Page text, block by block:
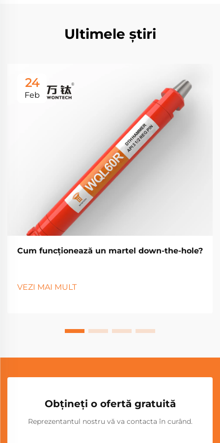
Ultimele știri
24
Feb
Cum funcționează un martel down-the-hole?
VEZI MAI MULT
Obțineți o ofertă gratuită
Reprezentantul nostru vă va contacta în curând.